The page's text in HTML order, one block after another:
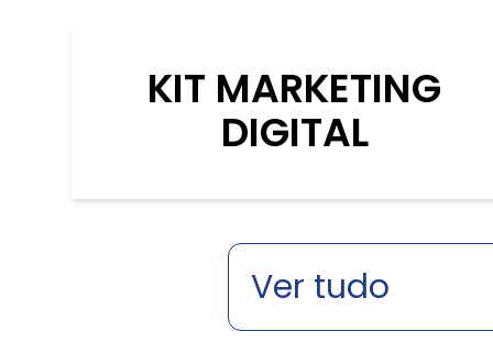
KIT MARKETING
DIGITAL